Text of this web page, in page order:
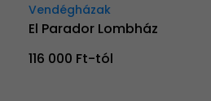
Vendégházak
El Parador Lombház
116 000 Ft-tól